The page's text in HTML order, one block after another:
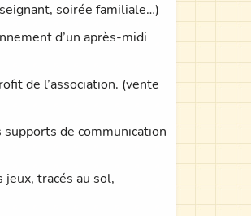
soirée familiale…)
d’un après-midi
de l’association. (vente
de communication
jeux, tracés au sol,